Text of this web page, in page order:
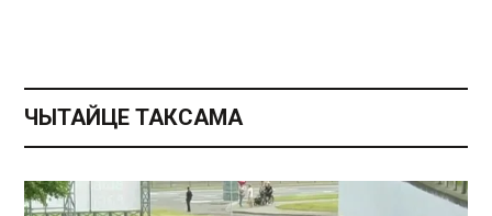
ЧЫТАЙЦЕ ТАКСАМА